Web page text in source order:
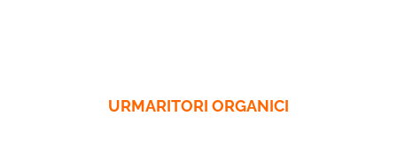
URMARITORI ORGANICI